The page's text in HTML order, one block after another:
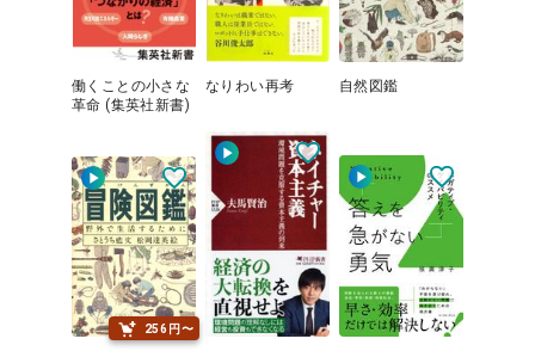
働くことの小さな
革命 (集英社新書)
なりわい再考 自然図鑑
256円〜